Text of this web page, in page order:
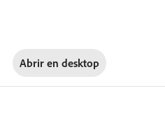
Abrir en desktop